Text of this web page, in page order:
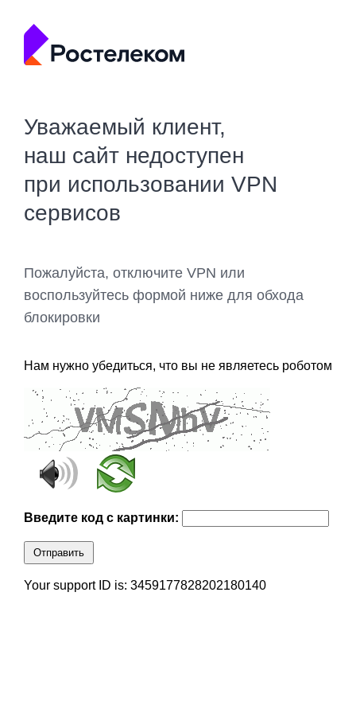
Уважаемый клиент,
наш сайт недоступен
при использовании VPN
сервисов
Пожалуйста, отключите VPN или
воспользуйтесь формой ниже для обхода
блокировки
Нам нужно убедиться, что вы не являетесь роботом
Введите код с картинки:
Отправить
Your support ID is: 3459177828202180140